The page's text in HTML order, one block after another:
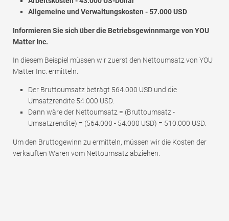
Allgemeine und Verwaltungskosten - 57.000 USD
Informieren Sie sich über die Betriebsgewinnmarge von YOU
Matter Inc.
In diesem Beispiel müssen wir zuerst den Nettoumsatz von YOU
Matter Inc. ermitteln.
Der Bruttoumsatz beträgt 564.000 USD und die
Umsatzrendite 54.000 USD.
Dann wäre der Nettoumsatz = (Bruttoumsatz -
Umsatzrendite) = (564.000 - 54.000 USD) = 510.000 USD.
Um den Bruttogewinn zu ermitteln, müssen wir die Kosten der
verkauften Waren vom Nettoumsatz abziehen.